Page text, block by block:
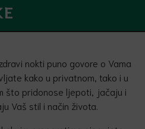
nokti puno govore o Vama
kako u privatnom, tako i u
što pridonose ljepoti, jačaju i
Vaš stil i način života.